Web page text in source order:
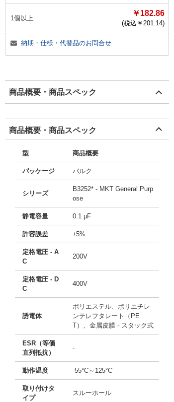
1個以上
￥182.86
(税込￥ 201.14)
納期・仕様・代替品のお問合せ
商品概要・商品スペック
商品概要・商品スペック
型 商品概要
パッケージ バルク
シリーズ
B3252* - MKT General Purp
ose
静電容量 0.1 µF
許容誤差 ±5%
定格電圧 - A
C
200V
定格電圧 - D
C
400V
誘電体
ポリエステル、ポリエチレ
ンテレフタレート（PE
T）、金属皮膜 - スタック式
ESR（等価
直列抵抗）
-
動作温度 -55°C～125°C
取り付けタ
イプ
スルーホール